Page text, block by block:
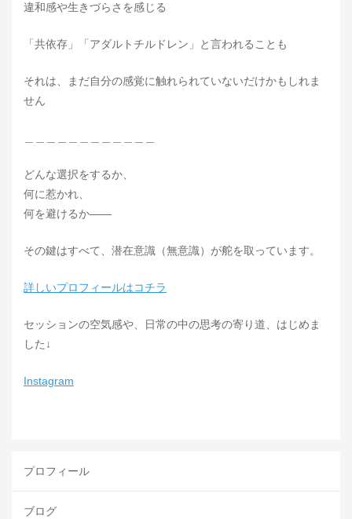
違和感や生きづらさを感じる
「共依存」「アダルトチルドレン」と言われることも
それは、まだ自分の感覚に触れられていないだけかもしれま
せん
どんな選択をするか、
何に惹かれ、
何を避けるか――
その鍵はすべて、潜在意識（無意識）が舵を取っています。
詳しいプロフィールはコチラ
セッションの空気感や、日常の中の思考の寄り道、はじめま
した↓
Instagram
プロフィール
ブログ